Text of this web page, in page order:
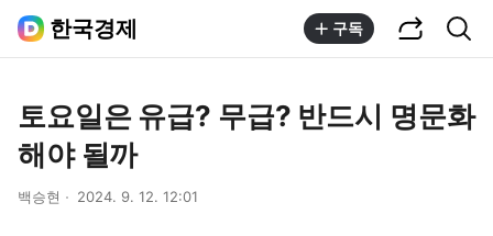
한국경제 구독
토요일은 유급? 무급? 반드시 명문화
해야 될까
백승현 2024. 9. 12. 12:01